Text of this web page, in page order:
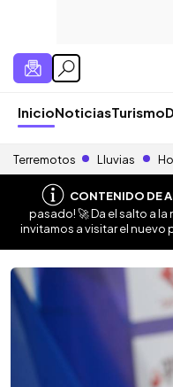
InicioNoticiasTurismo
Terremotos Lluvias
CONTENIDO DE
pasado! 🚀 Da el salto a
invitamos a visitar el